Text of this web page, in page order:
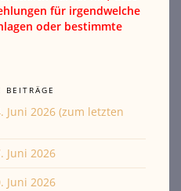
für irgendwelche
oder bestimmte
BEITRÄGE
Juni 2026 (zum letzten
Juni 2026
Juni 2026